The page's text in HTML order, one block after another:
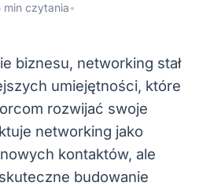
min czytania•
biznesu, networking stał
umiejętności, które
rozwijać swoje
networking jako
kontaktów, ale
budowanie